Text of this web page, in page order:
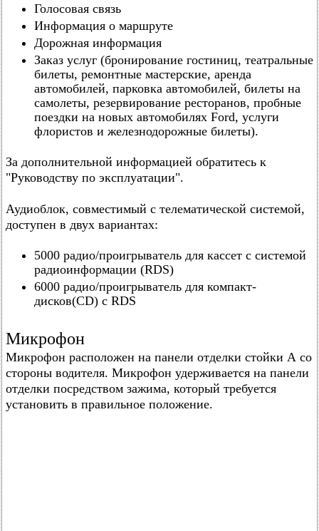
Голосовая связь
Информация о маршруте
Дорожная информация
Заказ услуг (бронирование гостиниц, театральные
билеты, ремонтные мастерские, аренда
автомобилей, парковка автомобилей, билеты на
самолеты, резервирование ресторанов, пробные
поездки на новых автомобилях Ford, услуги
флористов и железнодорожные билеты).
За дополнительной информацией обратитесь к
"Руководству по эксплуатации".
Аудиоблок, совместимый с телематической системой,
доступен в двух вариантах:
5000 радио/проигрыватель для кассет с системой
радиоинформации (RDS)
6000 радио/проигрыватель для компакт-
дисков(CD) с RDS
Микрофон
Микрофон расположен на панели отделки стойки А со
стороны водителя. Микрофон удерживается на панели
отделки посредством зажима, который требуется
установить в правильное положение.